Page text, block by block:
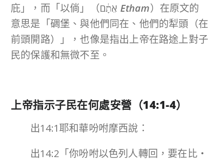
Etham）在原文的
意思是「碉堡、與他們同在、他們的犁頭（在
前頭開路）」，也像是指出上帝在路途上對子
民的保護和無微不至。
上帝指示子民在何處安營（14:1-4）
出14:1耶和華吩咐摩西說：
出14:2「你吩咐以色列人轉回，要在比‧